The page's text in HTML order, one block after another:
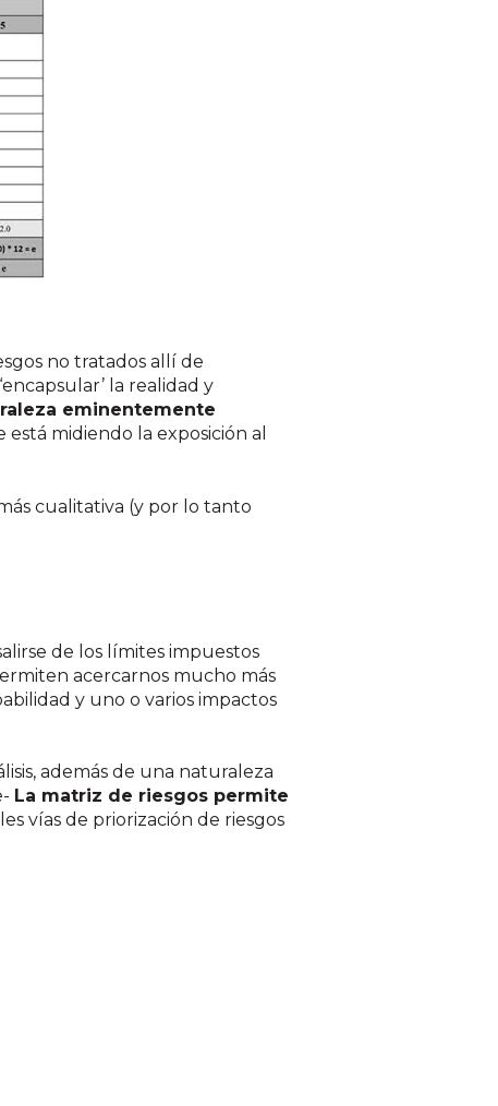
no tratados allí de
la realidad y
eminentemente
está midiendo la exposición al
cualitativa (y por lo tanto
de los límites impuestos
acercarnos mucho más
y uno o varios impactos
además de una naturaleza
La matriz de riesgos permite
vías de priorización de riesgos